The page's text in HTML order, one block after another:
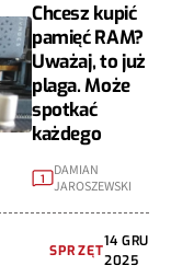
Chcesz kupić
pamięć RAM?
Uważaj, to już
plaga. Może
spotkać
każdego
1
DAMIAN
JAROSZEWSKI
SPRZĘT
14 GRU
2025